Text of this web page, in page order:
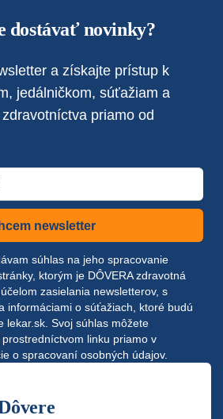
dostávať novinky?
a získajte prístup k
jedálničkom, súťažiam a
priamo od
newsletter
súhlas na jeho spracovanie
ktorým je DÔVERA zdravotná
zasielania newsletterov, s
informáciami o súťažiach, ktoré budú
lekar.sk. Svoj súhlas môžete
linku priamo v
o spracovaní osobných údajov.